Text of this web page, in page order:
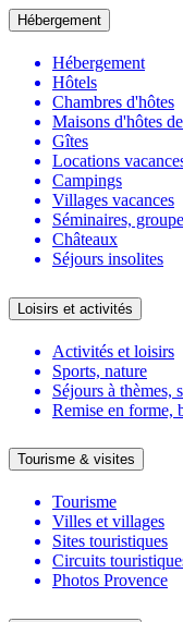
Hébergement
Hébergement
Hôtels
Chambres d'hôtes
Maisons d'hôtes
Gîtes
Locations
Campings
Villages vacances
Séminaires,
Châteaux
Séjours insolites
Loisirs et activités
Activités et loisirs
Sports, nature
Séjours à thèmes,
Remise en forme,
Tourisme & visites
Tourisme
Villes et villages
Sites touristiques
Circuits
Photos Provence